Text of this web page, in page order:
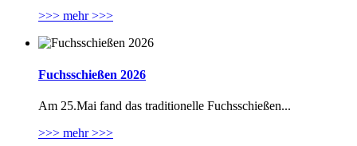
>>> mehr >>>
Fuchsschießen 2026
Am 25.Mai fand das traditionelle Fuchsschießen...
>>> mehr >>>